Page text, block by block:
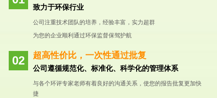
致力于环保行业
公司注重技术团队的培养，经验丰富，实力超群
为您的企业顺利通过环保监督保驾护航
超高性价比，一次性通过批复
公司遵循规范化、标准化、科学化的管理体系
与各个环评专家老师有着良好的沟通关系，使您的报告批复更加快
捷